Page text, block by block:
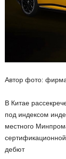
Автор фото:
В Китае
под индексом
местного
дебют